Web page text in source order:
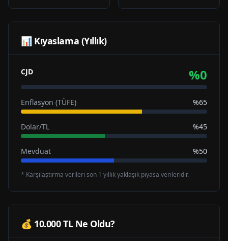
📊 Kıyaslama (Yıllık)
CJD %0
Enflasyon (TÜFE) %65
Dolar/TL %45
Mevduat %50
* Karşılaştırma verileri son 1 yıllık yaklaşık piyasa verileridir.
💰 10.000 TL Ne Oldu?